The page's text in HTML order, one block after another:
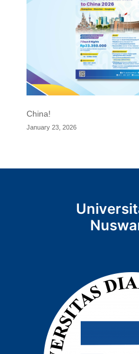
China!
January 23, 2026